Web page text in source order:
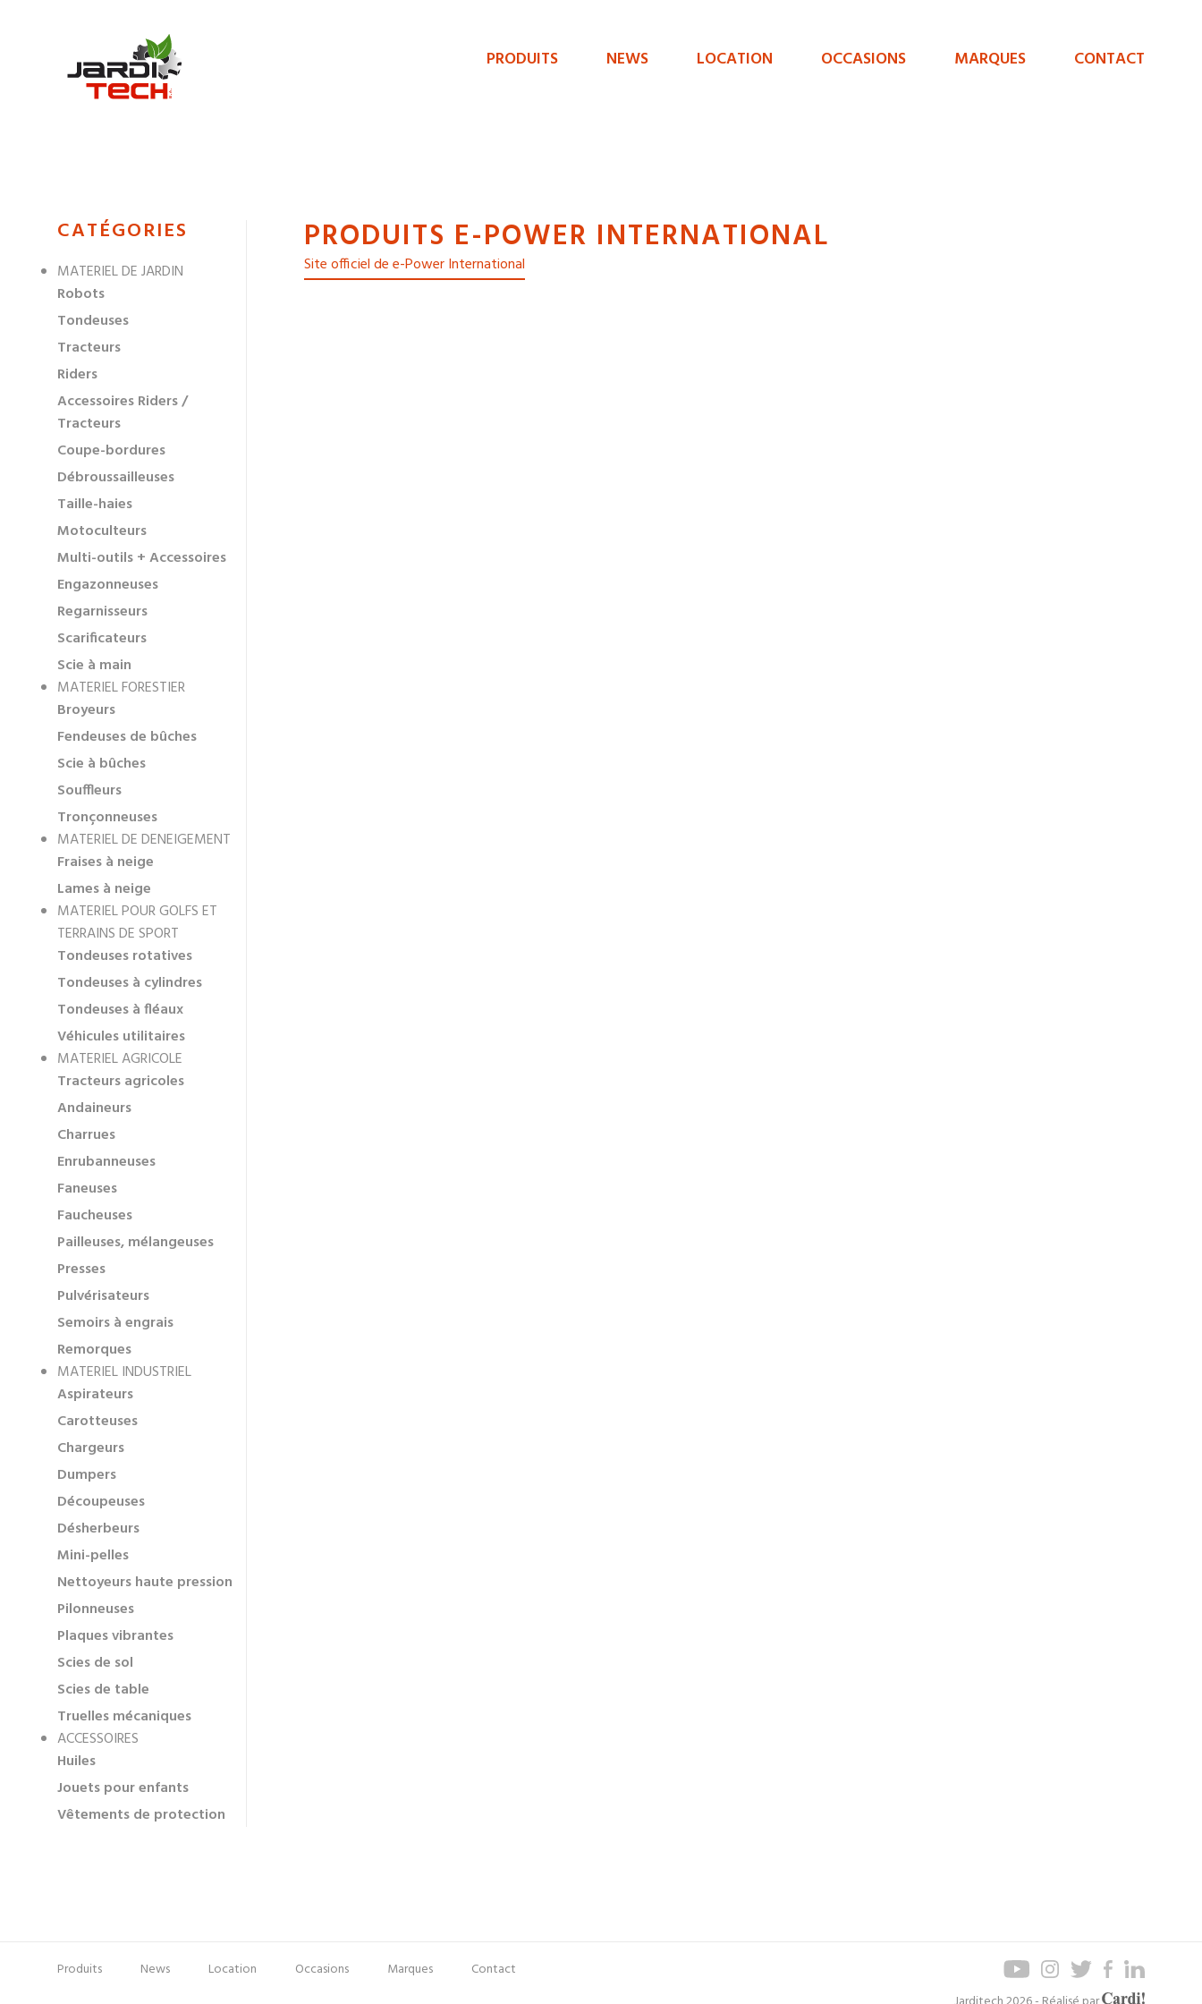
Jarditech
Menu
PRODUITS NEWS LOCATION OCCASIONS MARQUES CONTACT
MENU
NAVIGATION
DES
CATÉGORIES
MATERIEL DE JARDIN
Robots
Tondeuses
Tracteurs
Riders
Accessoires Riders /
Tracteurs
Coupe-bordures
Débroussailleuses
Taille-haies
Motoculteurs
Multi-outils + Accessoires
Engazonneuses
Regarnisseurs
Scarificateurs
Scie à main
MATERIEL FORESTIER
Broyeurs
Fendeuses de bûches
Scie à bûches
Souffleurs
Tronçonneuses
MATERIEL DE DENEIGEMENT
Fraises à neige
Lames à neige
MATERIEL POUR GOLFS ET
TERRAINS DE SPORT
Tondeuses rotatives
Tondeuses à cylindres
Tondeuses à fléaux
Véhicules utilitaires
MATERIEL AGRICOLE
Tracteurs agricoles
Andaineurs
Charrues
Enrubanneuses
Faneuses
Faucheuses
Pailleuses, mélangeuses
Presses
Pulvérisateurs
Semoirs à engrais
Remorques
MATERIEL INDUSTRIEL
Aspirateurs
Carotteuses
Chargeurs
Dumpers
Découpeuses
Désherbeurs
Mini-pelles
Nettoyeurs haute pression
Pilonneuses
Plaques vibrantes
Scies de sol
Scies de table
Truelles mécaniques
ACCESSOIRES
Huiles
Jouets pour enfants
Vêtements de protection
PRODUITS E-POWER INTERNATIONAL
Site officiel de e-Power International
Pied
Menu
Produits News Location Occasions Marques
Contact